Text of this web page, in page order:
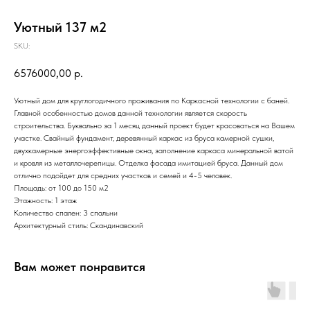
Уютный 137 м2
SKU:
6576000,00 р.
Уютный дом для круглогодичного проживания по Каркасной технологии с баней.
Главной особенностью домов данной технологии является скорость
строительства. Буквально за 1 месяц данный проект будет красоваться на Вашем
участке. Свайный фундамент, деревянный каркас из бруса камерной сушки,
двухкамерные энергоэффективные окна, заполнение каркаса минеральной ватой
и кровля из металлочерепицы. Отделка фасада имитацией бруса. Данный дом
отлично подойдет для средних участков и семей и 4-5 человек.
Площадь: от 100 до 150 м2
Этажность: 1 этаж
Количество спален: 3 спальни
Архитектурный стиль: Скандинавский
Вам может понравится